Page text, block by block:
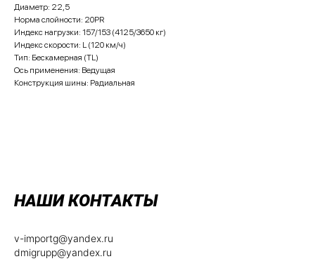
Диаметр: 22,5
Норма слойности: 20PR
Индекс нагрузки: 157/153 (4125/3650 кг)
Индекс скорости: L (120 км/ч)
Тип: Бескамерная (TL)
Ось применения: Ведущая
Конструкция шины: Радиальная
НАШИ КОНТАКТЫ
v-importg@yandex.ru
dmigrupp@yandex.ru